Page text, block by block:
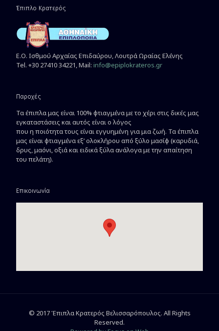
Έπιπλο Κρατερός
Ε.Ο. Ισθμού Αρχαίας Επιδαύρου, Λουτρά Ωραίας Ελένης
Tel. +30 27410 34221, Mail: info@epiplokrateros.gr
Παροχές
Τα έπιπλα μας είναι 100% φτιαγμένα με το χέρι στις δικές μας
εγκαταστάσεις και αυτός είναι ο λόγος
που η ποιότητα τους είναι εγγυημένη για μια ζωή. Τα έπιπλα
μας είναι φτιαγμένα εξ’ ολοκλήρου από ξύλο μασίφ (καρυδιά,
δρυς, μαόνι, οξιά και ειδικά ξύλα ανάλογα με την απαίτηση
του πελάτη).
Επικοινωνία
© 2017 Έπιπλα Κρατερός Βελισσαρόπουλος. All Rights
Reserved.